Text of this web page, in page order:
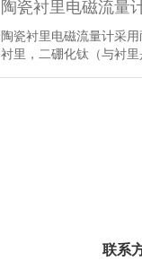
陶瓷衬里电磁流量
陶瓷衬里电磁流量计采
衬里，二硼化钛（与衬
联系